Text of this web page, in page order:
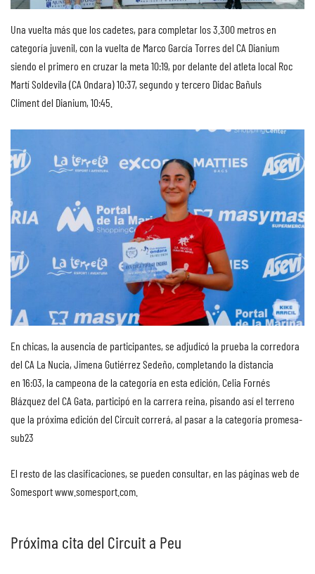
Una vuelta más que los cadetes, para completar los 3.300 metros en
categoría juvenil, con la vuelta de Marco García Torres del CA Dianium
siendo el primero en cruzar la meta 10:19, por delante del atleta local Roc
Martí Soldevila (CA Ondara) 10:37, segundo y tercero Didac Bañuls
Climent del Dianium, 10:45.
En chicas, la ausencia de participantes, se adjudicó la prueba la corredora
del CA La Nucia, Jimena Gutiérrez Sedeño, completando la distancia
en 16:03, la campeona de la categoría en esta edición, Celia Fornés
Blázquez del CA Gata, participó en la carrera reina, pisando así el terreno
que la próxima edición del Circuit correrá, al pasar a la categoría promesa-
sub23
El resto de las clasificaciones, se pueden consultar, en las páginas web de
Somesport www.somesport.com.
Próxima cita del Circuit a Peu